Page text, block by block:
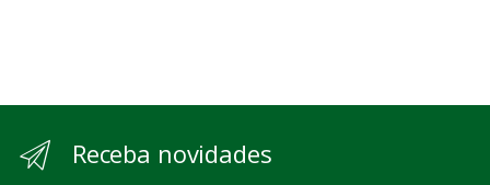
Receba novidades